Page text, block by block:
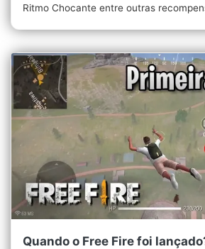
Ritmo Chocante entre outras
Quando o Free Fire foi